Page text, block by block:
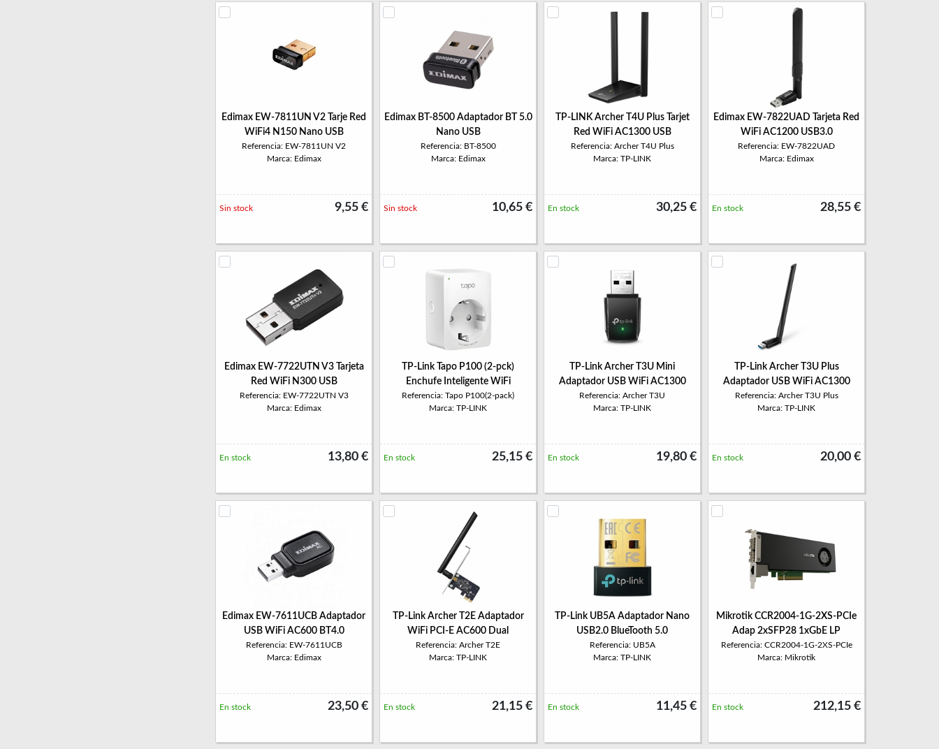
Edimax EW-7811UN V2 Tarje Red
WiFi4 N150 Nano USB
Referencia: EW-7811UN V2
Marca: Edimax
9,55 €
Sin stock
Edimax BT-8500 Adaptador BT 5.0
Nano USB
Referencia: BT-8500
Marca: Edimax
10,65 €
Sin stock
TP-LINK Archer T4U Plus Tarjet
Red WiFi AC1300 USB
Referencia: Archer T4U Plus
Marca: TP-LINK
30,25 €
En stock
Edimax EW-7822UAD Tarjeta Red
WiFi AC1200 USB3.0
Referencia: EW-7822UAD
Marca: Edimax
28,55 €
En stock
Edimax EW-7722UTN V3 Tarjeta
Red WiFi N300 USB
Referencia: EW-7722UTN V3
Marca: Edimax
13,80 €
En stock
TP-Link Tapo P100 (2-pck)
Enchufe Inteligente WiFi
Referencia: Tapo P100(2-pack)
Marca: TP-LINK
25,15 €
En stock
TP-Link Archer T3U Mini
Adaptador USB WiFi AC1300
Referencia: Archer T3U
Marca: TP-LINK
19,80 €
En stock
TP-Link Archer T3U Plus
Adaptador USB WiFi AC1300
Referencia: Archer T3U Plus
Marca: TP-LINK
20,00 €
En stock
Edimax EW-7611UCB Adaptador
USB WiFi AC600 BT4.0
Referencia: EW-7611UCB
Marca: Edimax
23,50 €
En stock
TP-Link Archer T2E Adaptador
WiFi PCI-E AC600 Dual
Referencia: Archer T2E
Marca: TP-LINK
21,15 €
En stock
TP-Link UB5A Adaptador Nano
USB2.0 BlueTooth 5.0
Referencia: UB5A
Marca: TP-LINK
11,45 €
En stock
Mikrotik CCR2004-1G-2XS-PCIe
Adap 2xSFP28 1xGbE LP
Referencia: CCR2004-1G-2XS-PCIe
Marca: Mikrotik
212,15 €
En stock